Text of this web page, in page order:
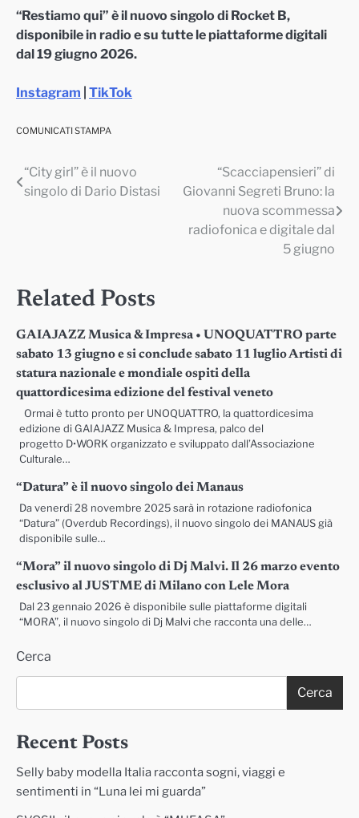
“Restiamo qui” è il nuovo singolo di Rocket B,
disponibile in radio e su tutte le piattaforme digitali
dal 19 giugno 2026.
Instagram | TikTok
COMUNICATI STAMPA
Navigazione
“City girl” è il nuovo
singolo di Dario Distasi
“Scacciapensieri” di
Giovanni Segreti Bruno: la
nuova scommessa
radiofonica e digitale dal
5 giugno
Related Posts
GAIAJAZZ Musica & Impresa • UNOQUATTRO parte
sabato 13 giugno e si conclude sabato 11 luglio Artisti di
statura nazionale e mondiale ospiti della
quattordicesima edizione del festival veneto
Ormai è tutto pronto per UNOQUATTRO, la quattordicesima
edizione di GAIAJAZZ Musica & Impresa, palco del
progetto D•WORK organizzato e sviluppato dall’Associazione
Culturale…
“Datura” è il nuovo singolo dei Manaus
Da venerdì 28 novembre 2025 sarà in rotazione radiofonica
“Datura” (Overdub Recordings), il nuovo singolo dei MANAUS già
disponibile sulle…
“Mora” il nuovo singolo di Dj Malvi. Il 26 marzo evento
esclusivo al JUSTME di Milano con Lele Mora
Dal 23 gennaio 2026 è disponibile sulle piattaforme digitali
“MORA”, il nuovo singolo di Dj Malvi che racconta una delle…
Cerca
Cerca
Recent Posts
Selly baby modella Italia racconta sogni, viaggi e
sentimenti in “Luna lei mi guarda”